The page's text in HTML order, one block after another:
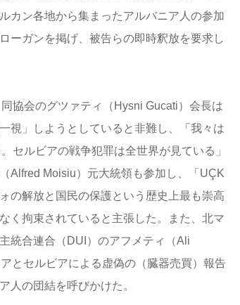
カン各地から集まったアルバニア人の参加
ーガンを掲げ、被告らの即時釈放を要求し
協会のグツァティ（Hysni Gucati）会長は
視」しようとしていると非難し、「我々は
セルビアの戦争犯罪は全世界が見ている」
Alfred Moisiu）元大統領も参加し、「UÇK
の解放と国民の保護という歴史上最も崇高
く拘束されていると主張した。また、北マ
統合連合（DUI）のアフメティ（Ali
とセルビアによる虚偽の（臓器売買）報告
人の団結を呼びかけた。